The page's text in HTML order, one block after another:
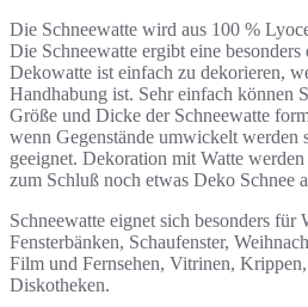
Die Schneewatte wird aus 100 %
Die Schneewatte ergibt eine
Dekowatte ist einfach zu dekorieren,
Handhabung ist. Sehr einfach können
Größe und Dicke der Schneewatte
wenn Gegenstände umwickelt werden
geeignet. Dekoration mit Watte
zum Schluß noch etwas Deko Schnee
Schneewatte eignet sich besonders für
Fensterbänken, Schaufenster,
Film und Fernsehen, Vitrinen,
Diskotheken.